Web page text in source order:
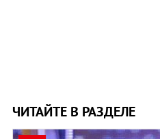
ЧИТАЙТЕ В РАЗДЕЛЕ